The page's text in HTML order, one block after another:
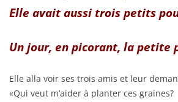
Elle avait aussi trois petits
Un jour, en picorant, la petite
Elle alla voir ses trois amis et leur
«Qui veut m’aider à planter ces graines?